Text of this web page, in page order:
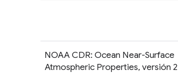
NOAA CDR: Ocean Near-Surface
Atmospheric Properties, versión 2